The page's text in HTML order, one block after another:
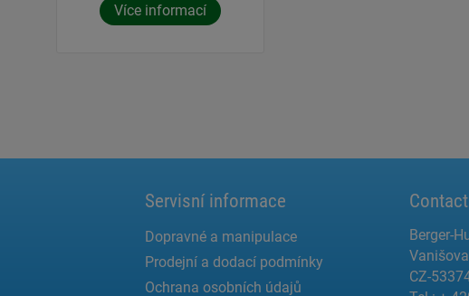
Více informací
Servisní informace
Dopravné a manipulace
Prodejní a dodací podmínky
Ochrana osobních údajů
Berger-
CZ-